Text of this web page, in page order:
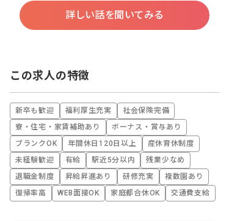
詳しい話を聞いてみる
この求人の特徴
新卒も歓迎 福利厚生充実
社会保険完備
寮・住宅・家賃補助あり
ボーナス・賞与あり
ブランクOK
年間休日120日以上
産休育休制度
未経験歓迎
有給 駅近5分以内
残業少なめ
退職金制度
昇給昇進あり 研修充実
複数園あり
復帰率高
WEB面接OK 家庭都合休OK 交通費支給